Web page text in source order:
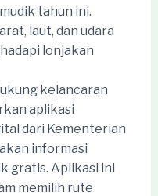
tahun ini.
laut, dan udara
lonjakan
kelancaran
aplikasi
dari Kementerian
informasi
gratis. Aplikasi ini
memilih rute